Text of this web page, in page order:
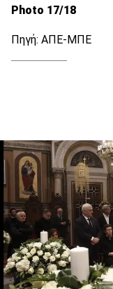
Photo 17/18
Πηγή: ΑΠΕ-ΜΠΕ